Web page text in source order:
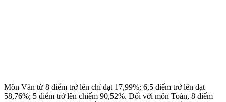
Môn Văn từ 8 điểm trở lên chỉ đạt 17,99%; 6,5 điểm trở lên đạt
58,76%; 5 điểm trở lên chiếm 90,52%. Đối với môn Toán, 8 điểm